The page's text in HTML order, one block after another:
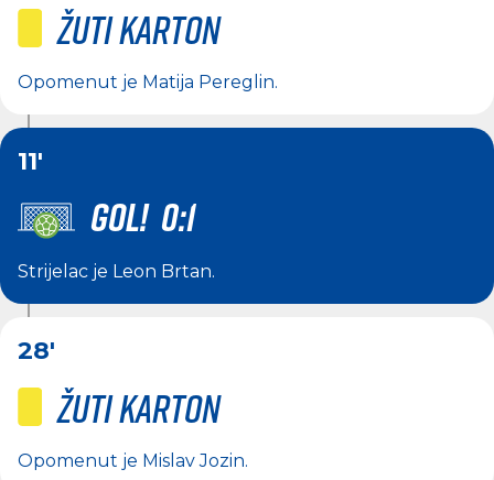
Žuti karton
Opomenut je Matija Pereglin.
11'
GOL! 0:1
Strijelac je Leon Brtan.
28'
Žuti karton
Opomenut je Mislav Jozin.